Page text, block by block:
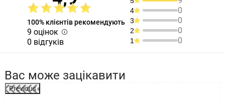
100% клієнтів рекомендують
9 оцінок
0 відгуків
4 0
3 0
2 0
1 0
Вас може зацікавити
Previous